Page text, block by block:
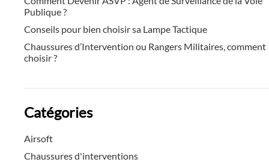
Publique ?
Conseils pour bien choisir sa Lampe Tactique
Chaussures d’Intervention ou Rangers Militaires, comment
choisir ?
Catégories
Airsoft
Chaussures d'interventions